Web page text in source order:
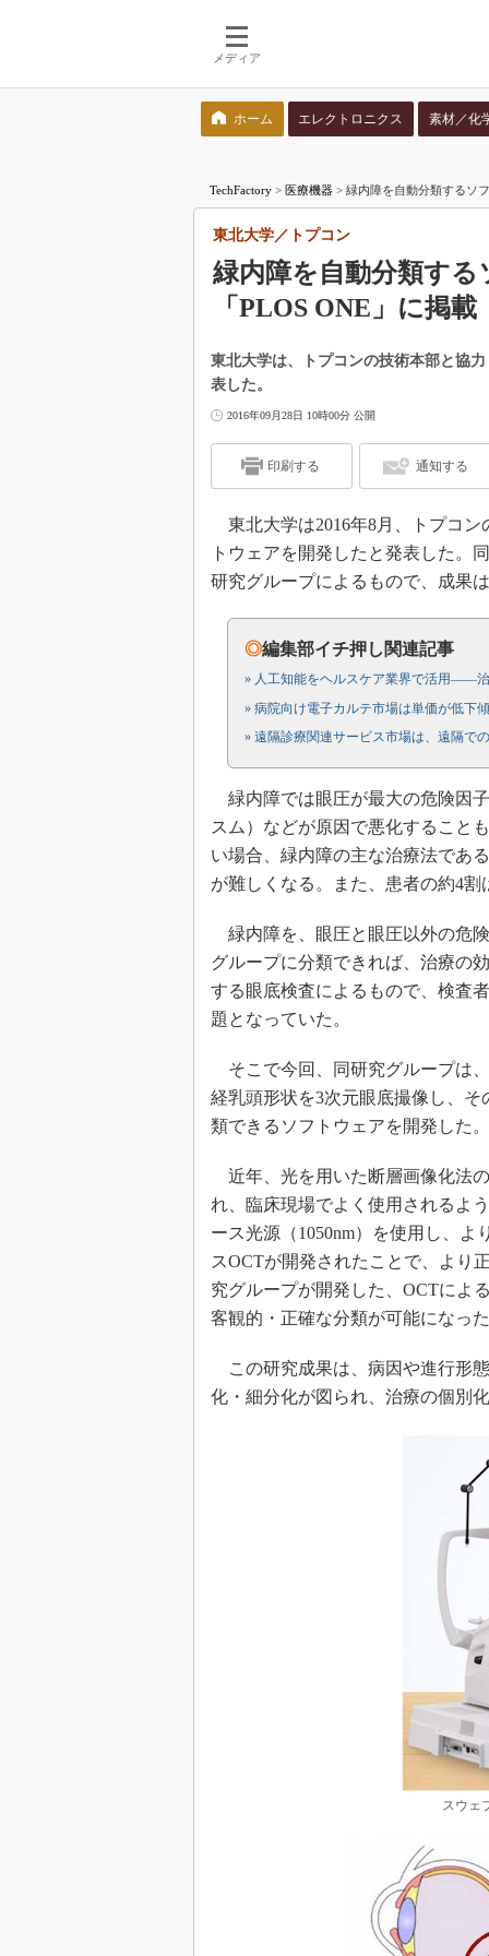
メディア
ホーム エレクトロニクス 素材／化
TechFactory > 医療機器 > 緑内障を自動分類するソ
緑内障を自動分類す
「PLOS ONE」に掲載
東北大学／トプコン
東北大学は、トプコンの技術本部と協
表した。
2016年09月28日 10時00分 公開
印刷する 通知する
東北大学は2016年8月、トプコン
トウェアを開発したと発表した。
研究グループによるもので、成果
◎編集部イチ押し関連記事
» 人工知能をヘルスケア業界で活用――
» 病院向け電子カルテ市場は単価が低下
» 遠隔診療関連サービス市場は、遠隔で
緑内障では眼圧が最大の危険因
スム）などが原因で悪化すること
い場合、緑内障の主な治療法であ
が難しくなる。また、患者の約4
緑内障を、眼圧と眼圧以外の危
グループに分類できれば、治療の
する眼底検査によるもので、検査
題となっていた。
そこで今回、同研究グループは
経乳頭形状を3次元眼底撮像し、
類できるソフトウェアを開発した。
近年、光を用いた断層画像化法
れ、臨床現場でよく使用されるよ
ース光源（1050nm）を使用し、
スOCTが開発されたことで、より
究グループが開発した、OCTによ
客観的・正確な分類が可能になっ
この研究成果は、病因や進行形
化・細分化が図られ、治療の個別
スウェ